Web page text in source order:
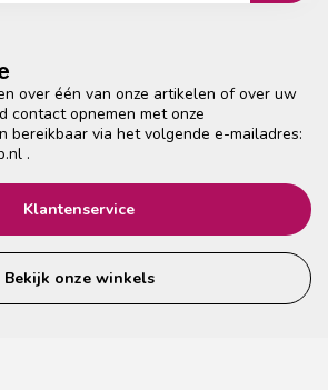
over één van onze artikelen of over uw
contact opnemen met onze
bereikbaar via het volgende e-mailadres:
.
Klantenservice
Bekijk onze winkels